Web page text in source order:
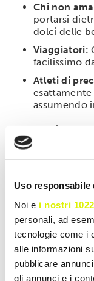
Uso responsabile
Noi e i nostri
personali, ad
tecnologie come i
alle informazioni
pubblicare
gli annunci e i
Chi non
portarsi
dolci delle
Viaggiatori:
facilissimo
Atleti di
assumendo
Modalità d'uso
Assumere
bicchiere
30 minuti
Giorni di
volte al
mattina e